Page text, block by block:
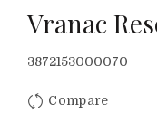
Vranac
3872153000070
Compare